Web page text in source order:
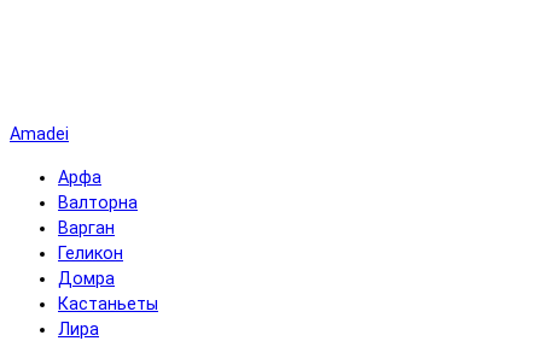
Amadei
Арфа
Валторна
Варган
Геликон
Домра
Кастаньеты
Лира